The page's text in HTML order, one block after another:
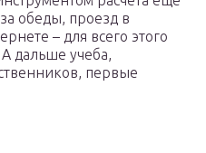
обеды, проезд в
– для всего этого
А дальше учеба,
первые